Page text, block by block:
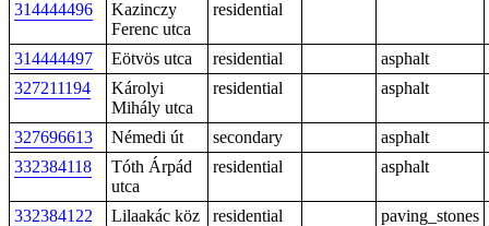
314444496
Kazinczy
Ferenc utca
residential
314444497 Eötvös utca residential
asphalt
327211194
Károlyi
Mihály utca
residential asphalt
327696613 Némedi út secondary
asphalt
332384118
Tóth Árpád
utca
residential asphalt
332384122 Lilaakác köz residential
paving_stones